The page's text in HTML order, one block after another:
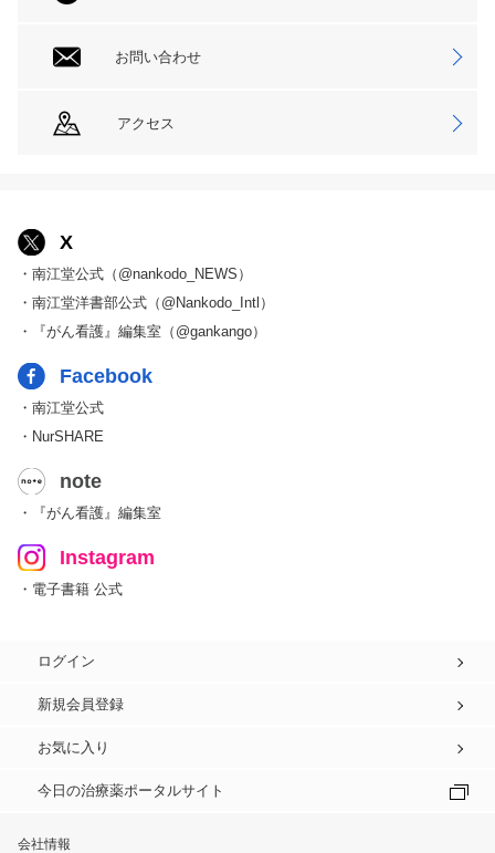
お問い合わせ
アクセス
X
・南江堂公式（@nankodo_NEWS）
・南江堂洋書部公式（@Nankodo_Intl）
・『がん看護』編集室（@gankango）
Facebook
・南江堂公式
・NurSHARE
note
・『がん看護』編集室
Instagram
・電子書籍 公式
ログイン
新規会員登録
お気に入り
今日の治療薬ポータルサイト
会社情報